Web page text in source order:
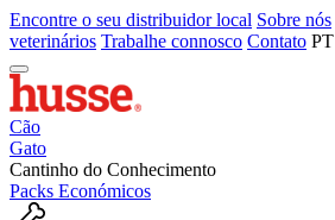
Encontre o seu distribuidor local Sobre nós
veterinários Trabalhe connosco Contato PT
Cão
Gato
Cantinho do Conhecimento
Packs Económicos